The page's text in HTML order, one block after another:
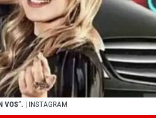
VOS”. | INSTAGRAM